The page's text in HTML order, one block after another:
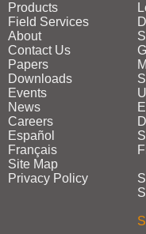
Products
Field Services
About
Contact Us
Papers
Downloads
Events
News
Careers
Español
Français
Site Map
Privacy Policy